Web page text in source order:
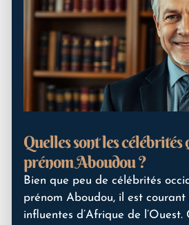
Quelles sont les
prénom Aboudou ?
Bien que peu de célébrités
prénom Aboudou, il est
influentes d’Afrique de l’Ouest.